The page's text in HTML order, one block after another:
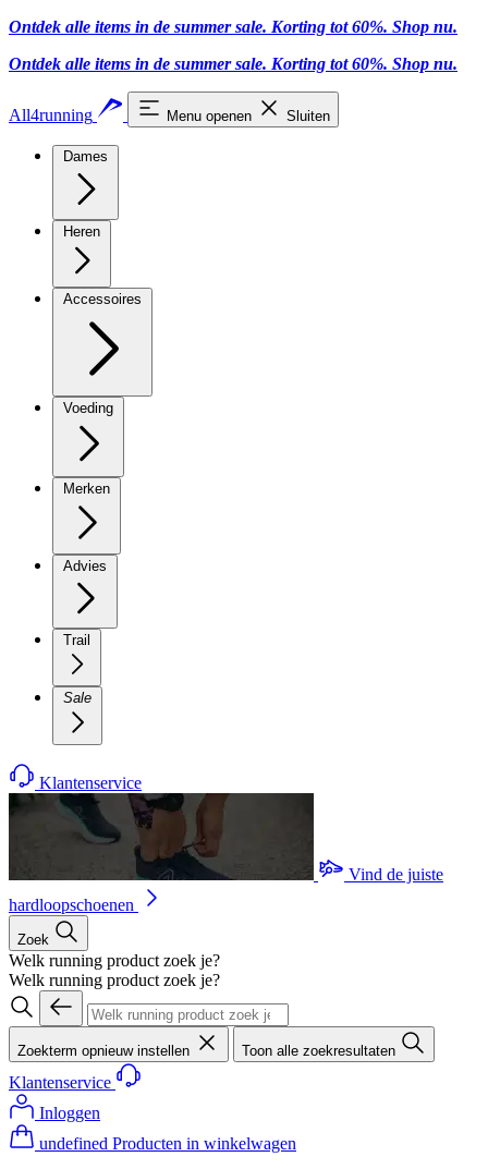
Ontdek alle items in de summer sale. Korting tot 60%. Shop nu.
Ontdek alle items in de summer sale. Korting tot 60%. Shop nu.
All4running Menu openen Sluiten
Dames
Heren
Accessoires
Voeding
Merken
Advies
Trail
Sale
Klantenservice
Vind de juiste
hardloopschoenen
Zoek
Welk running product zoek je?
Welk running product zoek je?
Zoekterm opnieuw instellen Toon alle zoekresultaten
Klantenservice
Inloggen
undefined Producten in winkelwagen